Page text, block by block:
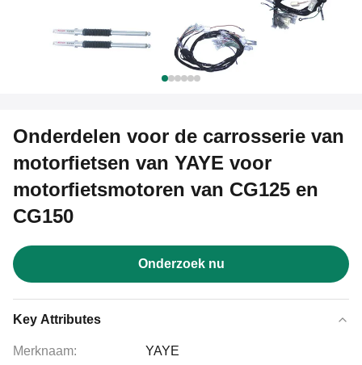
Onderdelen voor de carrosserie van
motorfietsen van YAYE voor
motorfietsmotoren van CG125 en
CG150
Onderzoek nu
Key Attributes
Merknaam: YAYE